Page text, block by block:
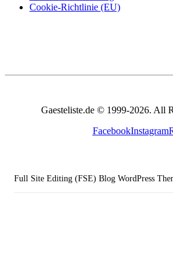
Cookie-Richtlinie (EU)
Gaesteliste.de © 1999-2026. All
FacebookInstagram
Full Site Editing (FSE) Blog WordPress